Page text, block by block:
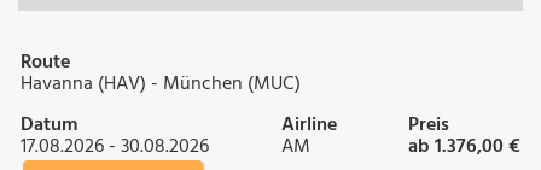
Route
Havanna (HAV) - München (MUC)
Datum
17.08.2026 - 30.08.2026
Airline
AM
Preis
ab 1.376,00 €